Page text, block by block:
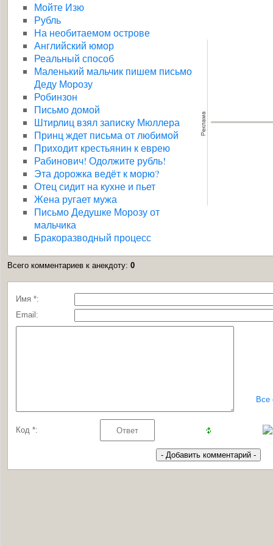
Мойте Изю
Рубль
На необитаемом острове
Английский юмор
Реальный способ
Маленький мальчик пишем письмо
Деду Морозу
Робинзон
Письмо домой
Штирлиц взял записку Мюллера
Принц ждет письма от любимой
Приходит крестьянин к еврею
Рабинович! Одолжите рубль!
Эта дорожка ведёт к морю?
Отец сидит на кухне и пьет
Жена ругает мужа
Письмо Дедушке Морозу от
мальчика
Бракоразводный процесс
Всего комментариев к анекдоту: 0
Имя *:
Email:
Все
Код *: